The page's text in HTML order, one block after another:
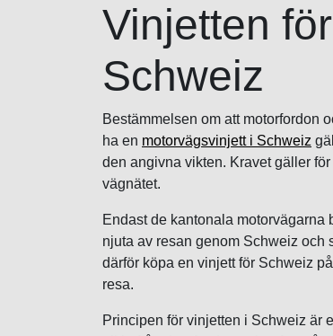
Vinjetten
Schweiz
Bestämmelsen om att motorfordon
ha en motorvägsvinjett i Schweiz
den angivna vikten. Kravet gäller
vägnätet.
Endast de kantonala motorvägarna
njuta av resan genom Schweiz och
därför köpa en vinjett för Schweiz
resa.
Principen för vinjetten i Schweiz är